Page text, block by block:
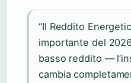
“Il Reddito
importante del
basso reddito —
cambia